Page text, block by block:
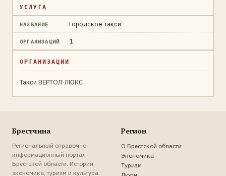
УСЛУГА
НАЗВАНИЕ Городское такси
ОРГАНИЗАЦИЙ 1
ОРГАНИЗАЦИИ
Такси ВЕРТОЛ-ЛЮКС
Брестчина
Региональный справочно-
информационный портал
Брестской области. История,
экономика, туризм и культура
Регион
О Брестской области
Экономика
Туризм